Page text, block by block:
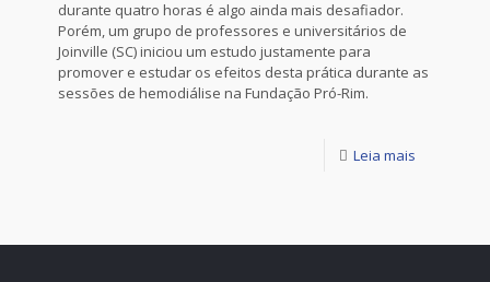
durante quatro horas é algo ainda mais desafiador.
Porém, um grupo de professores e universitários de
Joinville (SC) iniciou um estudo justamente para
promover e estudar os efeitos desta prática durante as
sessões de hemodiálise na Fundação Pró-Rim.
Leia mais